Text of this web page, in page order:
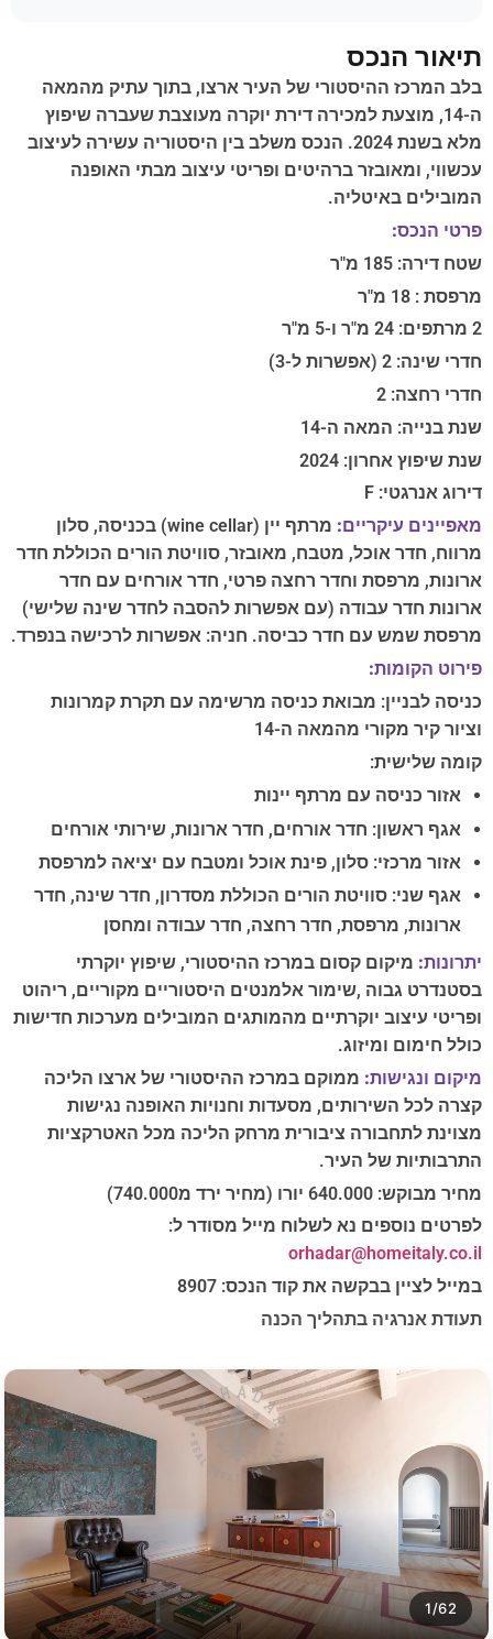
תיאור הנכס
בלב המרכז ההיסטורי של העיר ארצו, בתוך עתיק מהמאה
ה-14, מוצעת למכירה דירת יוקרה מעוצבת שעברה שיפוץ
מלא בשנת 2024. הנכס משלב בין היסטוריה עשירה לעיצוב
עכשווי, ומאובזר ברהיטים ופריטי עיצוב מבתי האופנה
המובילים באיטליה.
פרטי הנכס:
שטח דירה: 185 מ"ר
מרפסת : 18 מ"ר
2 מרתפים: 24 מ"ר ו-5 מ"ר
חדרי שינה: 2 (אפשרות ל-3)
חדרי רחצה: 2
שנת בנייה: המאה ה-14
שנת שיפוץ אחרון: 2024
דירוג אנרגטי: F
מאפיינים עיקריים:
מרתף יין (wine cellar) בכניסה, סלון
מרווח, חדר אוכל, מטבח, מאובזר, סוויטת הורים הכוללת חדר
ארונות, מרפסת וחדר רחצה פרטי, חדר אורחים עם חדר
ארונות חדר עבודה (עם אפשרות להסבה לחדר שינה שלישי)
מרפסת שמש עם חדר כביסה. חניה: אפשרות לרכישה בנפרד.
פירוט הקומות:
כניסה לבניין: מבואת כניסה מרשימה עם תקרת קמרונות
וציור קיר מקורי מהמאה ה-14
קומה שלישית:
אזור כניסה עם מרתף יינות
אגף ראשון: חדר אורחים, חדר ארונות, שירותי אורחים
אזור מרכזי: סלון, פינת אוכל ומטבח עם יציאה למרפסת
אגף שני: סוויטת הורים הכוללת מסדרון, חדר שינה, חדר
ארונות, מרפסת, חדר רחצה, חדר עבודה ומחסן
יתרונות: מיקום קסום במרכז ההיסטורי, שיפוץ יוקרתי
בסטנדרט גבוה ,שימור אלמנטים היסטוריים מקוריים, ריהוט
ופריטי עיצוב יוקרתיים מהמותגים המובילים מערכות חדישות
כולל חימום ומיזוג.
מיקום ונגישות: ממוקם במרכז ההיסטורי של ארצו הליכה
קצרה לכל השירותים, מסעדות וחנויות האופנה נגישות
מצוינת לתחבורה ציבורית מרחק הליכה מכל האטרקציות
התרבותיות של העיר.
מחיר מבוקש: 640.000 יורו (מחיר ירד מ740.000)
לפרטים נוספים נא לשלוח מייל מסודר ל:
orhadar@homeitaly.co.il
במייל לציין בבקשה את קוד הנכס: 8907
תעודת אנרגיה בתהליך הכנה
1/62